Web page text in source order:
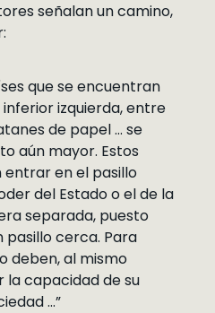
señalan un camino,
que se encuentran
izquierda, entre
de papel … se
aún mayor. Estos
entrar en el pasillo
del Estado o el de la
separada, puesto
pasillo cerca. Para
deben, al mismo
capacidad de su
…”